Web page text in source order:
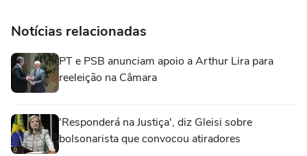
Notícias relacionadas
PT e PSB anunciam apoio a Arthur Lira para
reeleição na Câmara
'Responderá na Justiça', diz Gleisi sobre
bolsonarista que convocou atiradores